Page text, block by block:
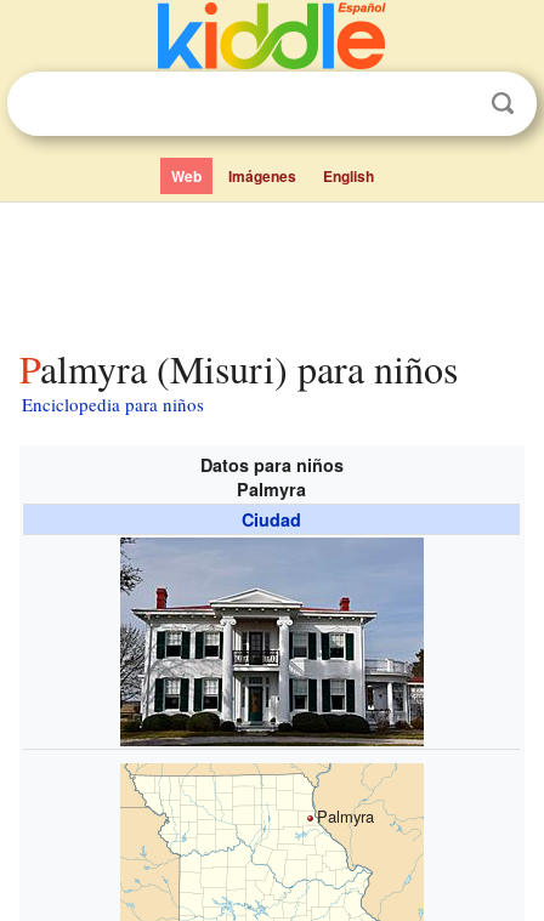
Web Imágenes English
Palmyra (Misuri) para niños
Enciclopedia para niños
Datos para niños
Palmyra
Ciudad
Palmyra